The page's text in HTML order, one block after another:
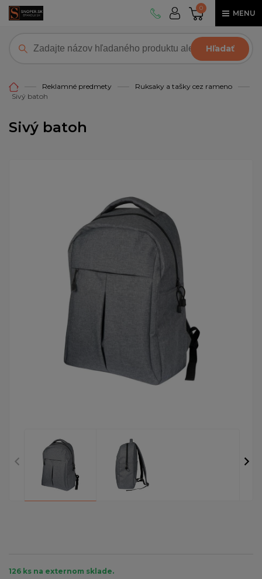
0
MENU
Hľadať
Reklamné predmety
Ruksaky a tašky cez rameno
Sivý batoh
Sivý batoh
126 ks na externom sklade.